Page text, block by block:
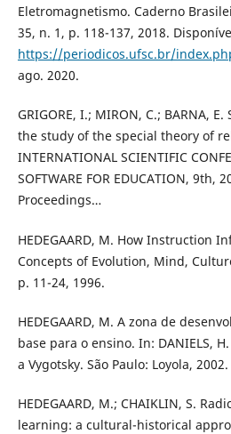
Eletromagnetismo. Caderno
35, n. 1, p. 118-137, 2018.
https://periodicos.ufsc.br/
ago. 2020.
GRIGORE, I.; MIRON, C.; BARNA,
the study of the special theory of
INTERNATIONAL SCIENTIFIC
SOFTWARE FOR EDUCATION, 9th,
Proceedings…
HEDEGAARD, M. How Instruction
Concepts of Evolution, Mind,
p. 11-24, 1996.
HEDEGAARD, M. A zona de
base para o ensino. In: DANIELS,
a Vygotsky. São Paulo: Loyola,
HEDEGAARD, M.; CHAIKLIN, S.
learning: a cultural-historical